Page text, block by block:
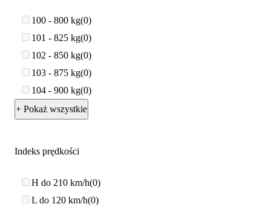
100 - 800 kg 0
101 - 825 kg 0
102 - 850 kg 0
103 - 875 kg 0
104 - 900 kg 0
+ Pokaż wszystkie
Indeks prędkości
H do 210 km/h 0
L do 120 km/h 0